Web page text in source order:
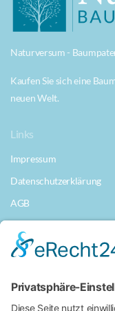
Naturversum -
Kaufen Sie sich eine
neuen Welt.
Links
Impressum
Datenschutzerklärung
AGB